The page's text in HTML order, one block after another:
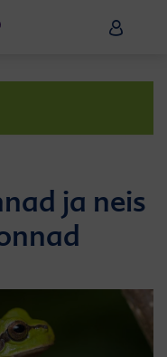
HiPP
ja neis